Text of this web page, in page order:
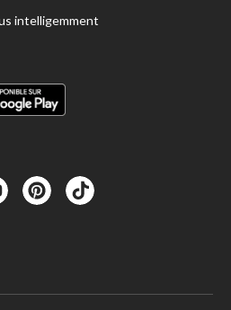
intelligemment